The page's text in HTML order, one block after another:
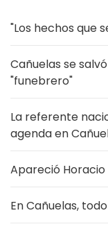
"Los hechos que
Cañuelas se
"funebrero"
La referente
agenda en
Apareció Horacio
En Cañuelas,